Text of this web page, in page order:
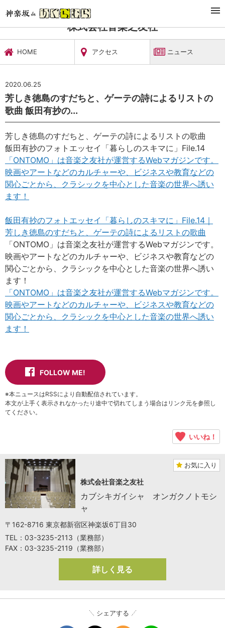
文化施設・ギャラリー
株式会社音楽之友社
HOME アクセス ニュース
2020.06.25
芳しき徳島のすだちと、ゲーテの詩によるリストの
歌曲 飯田有抄の...
芳しき徳島のすだちと、ゲーテの詩によるリストの歌曲
飯田有抄のフォトエッセイ「暮らしのスキマに」File.14
「ONTOMO」は音楽之友社が運営するWebマガジンです。
映画やアートなどのカルチャーや、ビジネスや教育などの
関心ごとから、クラシックを中心とした音楽の世界へ誘い
ます！
飯田有抄のフォトエッセイ「暮らしのスキマに」File.14｜
芳しき徳島のすだちと、ゲーテの詩によるリストの歌曲
「ONTOMO」は音楽之友社が運営するWebマガジンです。
映画やアートなどのカルチャーや、ビジネスや教育などの
関心ごとから、クラシックを中心とした音楽の世界へ誘い
ます！
「ONTOMO」は音楽之友社が運営するWebマガジンです。
映画やアートなどのカルチャーや、ビジネスや教育などの
関心ごとから、クラシックを中心とした音楽の世界へ誘い
ます！
FOLLOW ME!
※本ニュースはRSSにより自動配信されています。
本文が上手く表示されなかったり途中で切れてしまう場合はリンク元を参照し
てください。
いいね！
お気に入り
株式会社音楽之友社
カブシキガイシャ オンガクノトモシ
ャ
〒162-8716 東京都新宿区神楽坂6丁目30
TEL：03-3235-2113（業務部）
FAX：03-3235-2119（業務部）
詳しく見る
シェアする